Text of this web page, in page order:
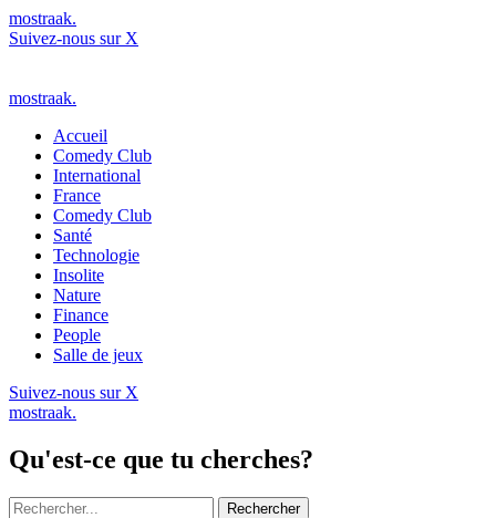
mostraak.
Suivez-nous sur X
mostraak.
Accueil
Comedy Club
International
France
Comedy Club
Santé
Technologie
Insolite
Nature
Finance
People
Salle de jeux
Suivez-nous sur X
mostraak.
Qu'est-ce que tu cherches?
Rechercher